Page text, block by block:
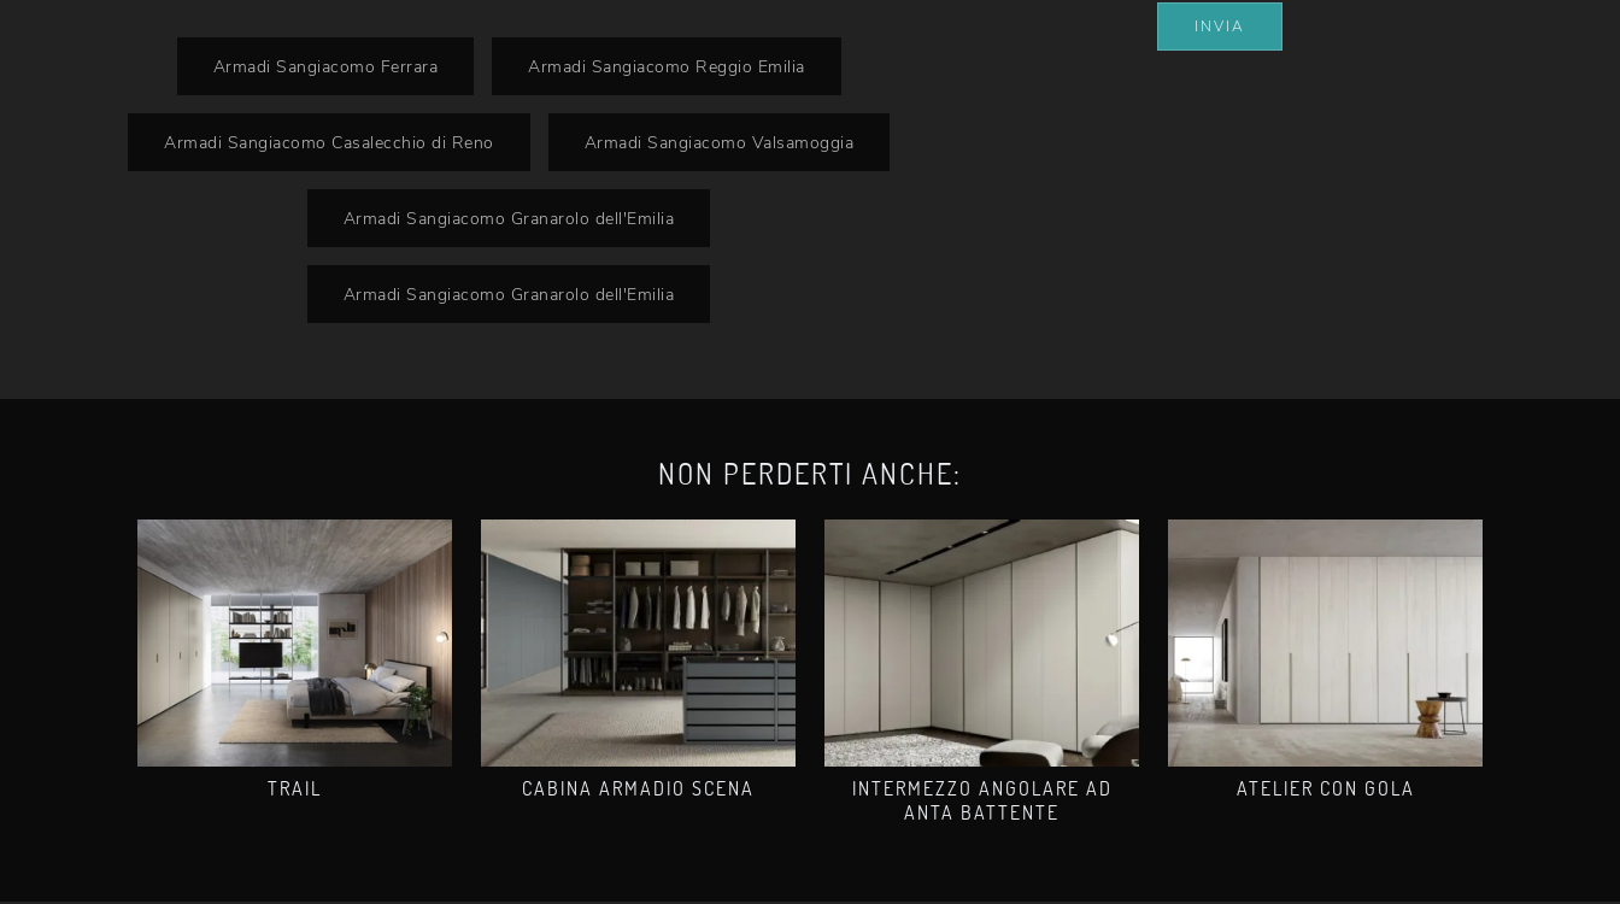
Armadi Sangiacomo Ferrara Armadi Sangiacomo Reggio Emilia
Armadi Sangiacomo Casalecchio di Reno Armadi Sangiacomo Valsamoggia
Armadi Sangiacomo Granarolo dell'Emilia
Armadi Sangiacomo Granarolo dell'Emilia
INVIA
NON PERDERTI ANCHE:
TRAIL CABINA ARMADIO SCENA
INTERMEZZO ANGOLARE AD
ANTA BATTENTE
ATELIER CON GOLA